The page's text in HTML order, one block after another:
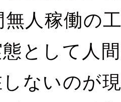
無人稼働の
態として人
ないのが